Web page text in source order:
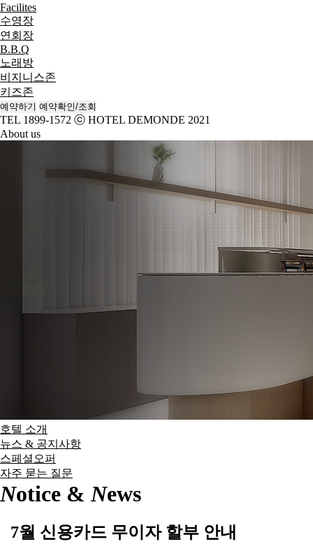
Facilites
수영장
연회장
B.B.Q
노래방
비지니스존
키즈존
예약하기 예약확인/조회
TEL 1899-1572 ⓒ HOTEL DEMONDE 2021
About us
호텔 소개
뉴스 & 공지사항
스페셜오퍼
자주 묻는 질문
Notice & News
7월 신용카드 무이자 할부 안내